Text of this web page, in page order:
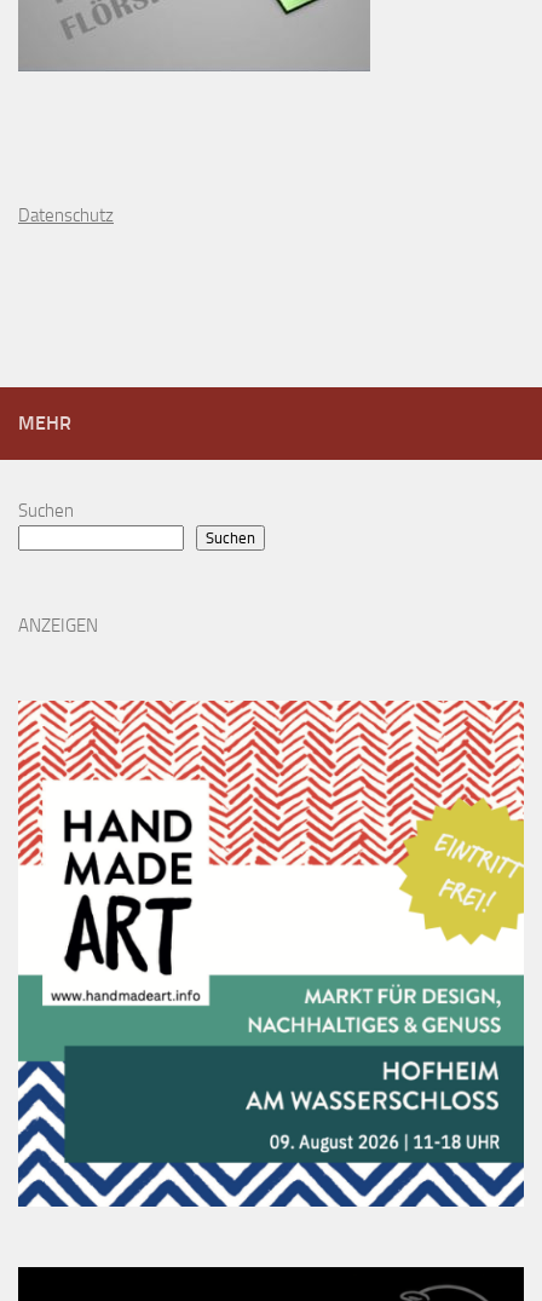
Datenschutz
MEHR
Suchen
Suchen
ANZEIGEN